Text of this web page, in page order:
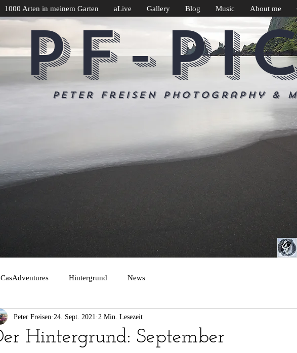
PF-
Peter Freisen Photography &
1000 Arten in meinem Garten aLive Gallery Blog Music About me
Hintergrund News
Hintergrund: September
Peter Freisen 24. Sept. 2021 2 Min. Lesezeit